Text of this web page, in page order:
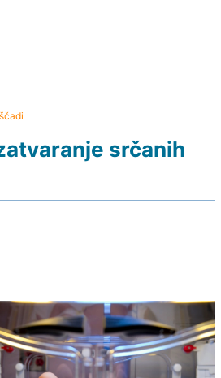
srčanih